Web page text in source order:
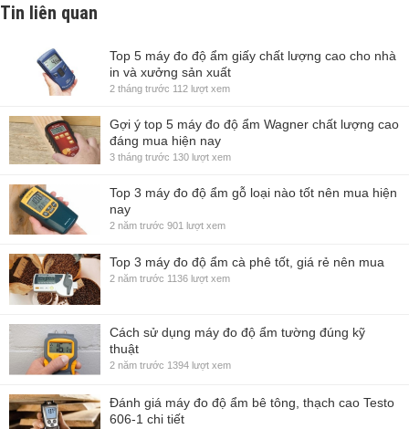
Tin liên quan
Top 5 máy đo độ ẩm giấy chất lượng cao cho nhà
in và xưởng sản xuất
2 tháng trước 112 lượt xem
Gợi ý top 5 máy đo độ ẩm Wagner chất lượng cao
đáng mua hiện nay
3 tháng trước 130 lượt xem
Top 3 máy đo độ ẩm gỗ loại nào tốt nên mua hiện
nay
2 năm trước 901 lượt xem
Top 3 máy đo độ ẩm cà phê tốt, giá rẻ nên mua
2 năm trước 1136 lượt xem
Cách sử dụng máy đo độ ẩm tường đúng kỹ
thuật
2 năm trước 1394 lượt xem
Đánh giá máy đo độ ẩm bê tông, thạch cao Testo
606-1 chi tiết